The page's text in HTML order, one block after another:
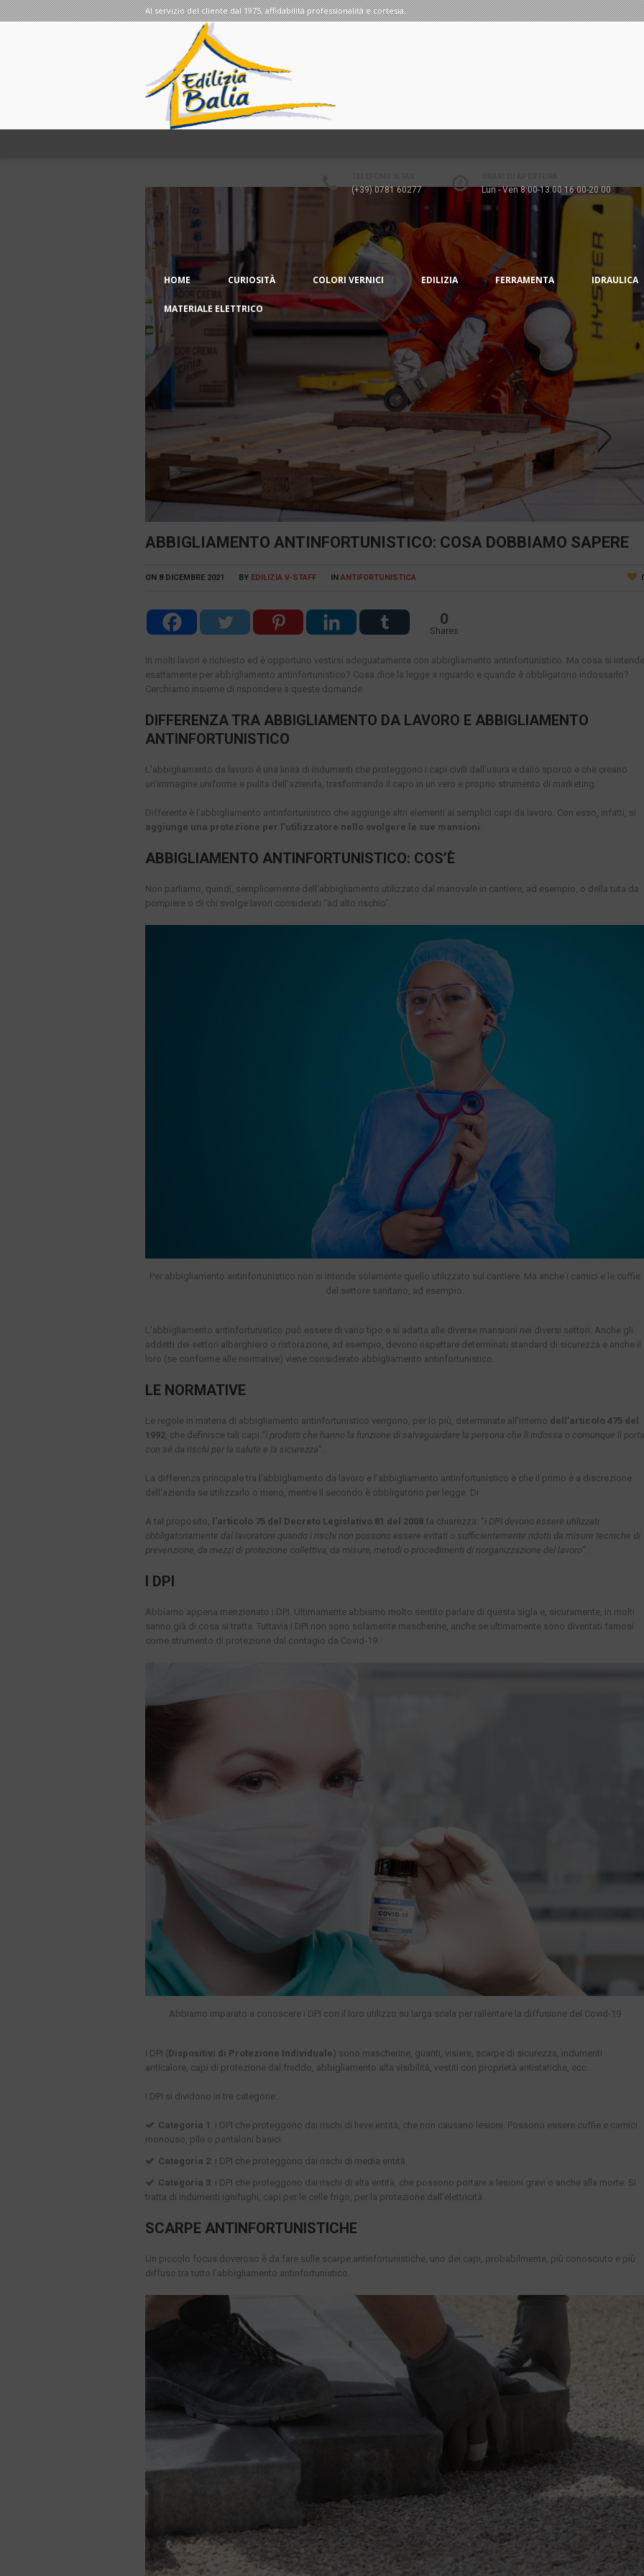
Al servizio del cliente dal 1975, affidabilità professionalità e cortesia.
(+39) 0781 60277 Lun - Ven 8:00-13:00 16:00-20:00
HOME CURIOSITÀ COLORI VERNICI EDILIZIA FERRAMENTA IDRAULICA
MATERIALE ELETTRICO
ABBIGLIAMENTO ANTINFORTUNISTICO: COSA DOBBIAMO SAPERE
ON 8 DICEMBRE 2021 BY EDILIZIA V-STAFF IN ANTIFORTUNISTICA
0
Shares
In molti lavori è richiesto ed è opportuno vestirsi adeguatamente con abbigliamento antinfortunistico. Ma cosa si intende
esattamente per abbigliamento antinfortunistico? Cosa dice la legge a riguardo e quando è obbligatorio indossarlo?
Cerchiamo insieme di rispondere a queste domande.
DIFFERENZA TRA ABBIGLIAMENTO DA LAVORO E ABBIGLIAMENTO
ANTINFORTUNISTICO
L’abbigliamento da lavoro è una linea di indumenti che proteggono i capi civili dall’usura e dallo sporco e che creano
un’immagine uniforme e pulita dell’azienda, trasformando il capo in un vero e proprio strumento di marketing.
Differente è l’abbigliamento antinfortunistico che aggiunge altri elementi ai semplici capi da lavoro. Con esso, infatti, si
aggiunge una protezione per l’utilizzatore nello svolgere le sue mansioni
ABBIGLIAMENTO ANTINFORTUNISTICO: COS’È
Non parliamo, quindi, semplicemente dell’abbigliamento utilizzato dal manovale in cantiere, ad esempio, o della tuta da
pompiere o di chi svolge lavori considerati “ad alto rischio”.
Per abbigliamento antinfortunistico non si intende solamente quello utilizzato sul cantiere. Ma anche i camici e le cuffie
del settore sanitario, ad esempio.
L’abbigliamento antinfortunistico può essere di vario tipo e si adatta alle diverse mansioni nei diversi settori. Anche gli
addetti dei settori alberghiero o ristorazione, ad esempio, devono rispettare determinati standard di sicurezza e anche il
loro (se conforme alle normative) viene considerato abbigliamento antinfortunistico.
LE NORMATIVE
Le regole in materia di abbigliamento antinfortunistico vengono, per lo più, determinate all’interno dell’articolo 475 del
1992, che definisce tali capi “i prodotti che hanno la funzione di salvaguardare la persona che li indossa o comunque li porta
con sé da rischi per la salute e la sicurezza”.
La differenza principale tra l’abbigliamento da lavoro e l’abbigliamento antinfortunistico è che il primo è a discrezione
dell’azienda se utilizzarlo o meno, mentre il secondo è obbligatorio per legge. Di
A tal proposito, l’articolo 75 del Decreto Legislativo 81 del 2008 fa chiarezza: “i DPI devono essere utilizzati
obbligatoriamente dal lavoratore quando i rischi non possono essere evitati o sufficientemente ridotti da misure tecniche di
prevenzione, da mezzi di protezione collettiva, da misure, metodi o procedimenti di riorganizzazione del lavoro”.
I DPI
Abbiamo appena menzionato i DPI. Ultimamente abbiamo molto sentito parlare di questa sigla e, sicuramente, in molti
sanno già di cosa si tratta. Tuttavia i DPI non sono solamente mascherine, anche se ultimamente sono diventati famosi
come strumento di protezione dal contagio da Covid-19.
Abbiamo imparato a conoscere i DPI con il loro utilizzo su larga scala per rallentare la diffusione del Covid-19
I DPI (Dispositivi di Protezione Individuale) sono mascherine, guanti, visiere, scarpe di sicurezza, indumenti
anticalore, capi di protezione dal freddo, abbigliamento alta visibilità, vestiti con proprietà antistatiche, ecc.
I DPI si dividono in tre categorie:
Categoria 1 : i DPI che proteggono dai rischi di lieve entità, che non causano lesioni. Possono essere cuffie e camici
monouso, pile o pantaloni basici.
Categoria 2: i DPI che proteggono dai rischi di media entità.
Categoria 3: i DPI che proteggono dai rischi di alta entità, che possono portare a lesioni gravi o anche alla morte. Si
tratta di indumenti ignifughi, capi per le celle frigo, per la protezione dall’elettricità.
SCARPE ANTINFORTUNISTICHE
Un piccolo focus doveroso è da fare sulle scarpe antinfortunistiche, uno dei capi, probabilmente, più conosciuto e più
diffuso tra tutto l’abbigliamento antinfortunistico.